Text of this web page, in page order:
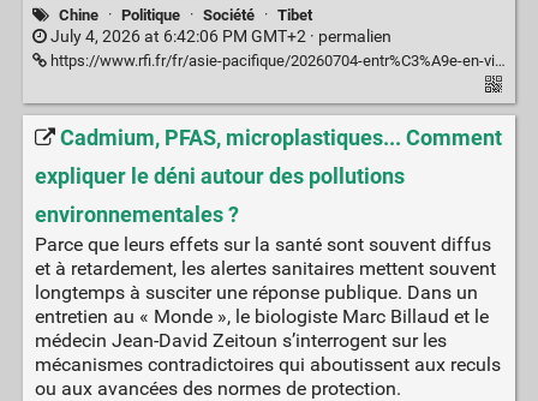
Chine · Politique · Société · Tibet
July 4, 2026 at 6:42:06 PM GMT+2 · permalien
https://www.rfi.fr/fr/asie-pacifique/20260704-entr%C3%A9e-en-vigueur-d-une-loi-sur-l-unit%C3%A9-ethnique-c-est-le-r%C3%A9gime-chinois-d-aujourd-hui-l-obsession-s%C3%A9curitaire
Cadmium, PFAS, microplastiques... Comment
expliquer le déni autour des pollutions
environnementales ?
Parce que leurs effets sur la santé sont souvent diffus
et à retardement, les alertes sanitaires mettent souvent
longtemps à susciter une réponse publique. Dans un
entretien au « Monde », le biologiste Marc Billaud et le
médecin Jean-David Zeitoun s’interrogent sur les
mécanismes contradictoires qui aboutissent aux reculs
ou aux avancées des normes de protection.